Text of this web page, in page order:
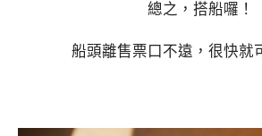
總之，搭船囉！
船頭離售票口不遠，很快就